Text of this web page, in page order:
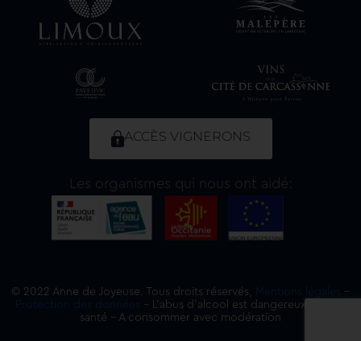
ACCÈS VIGNERONS
Les organismes qui nous ont aidé:
© 2022 Anne de Joyeuse. Tous droits réservés, Mentions légales –
Protection des données – L’abus d’alcool est dangereux pour la
santé – A consommer avec modération